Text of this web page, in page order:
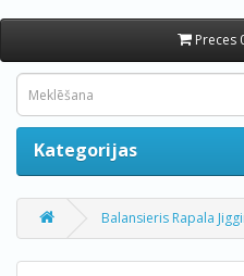
Preces
Kategorijas
Balansieris Rapala